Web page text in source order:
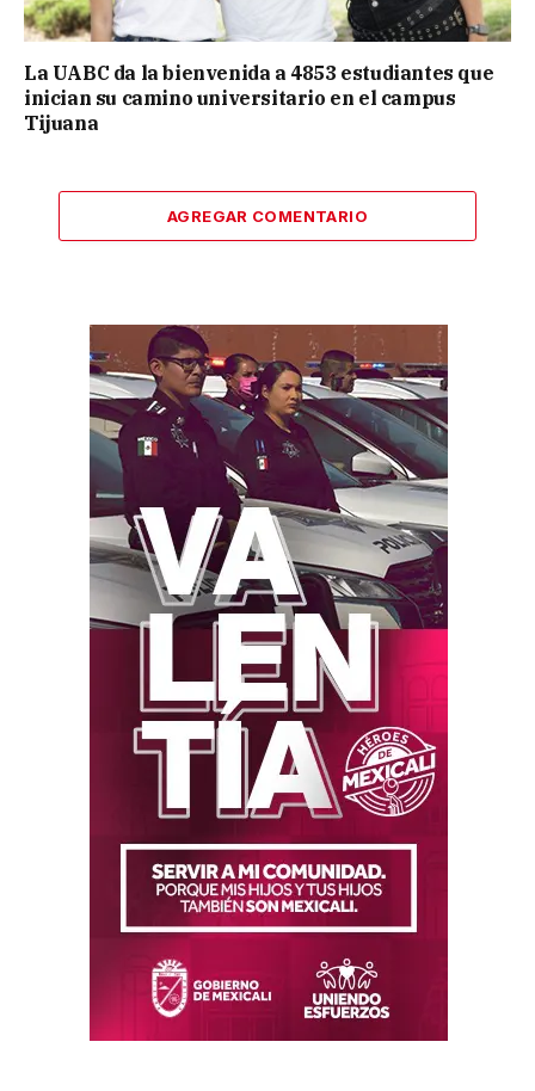
La UABC da la bienvenida a 4853 estudiantes que
inician su camino universitario en el campus
Tijuana
AGREGAR COMENTARIO